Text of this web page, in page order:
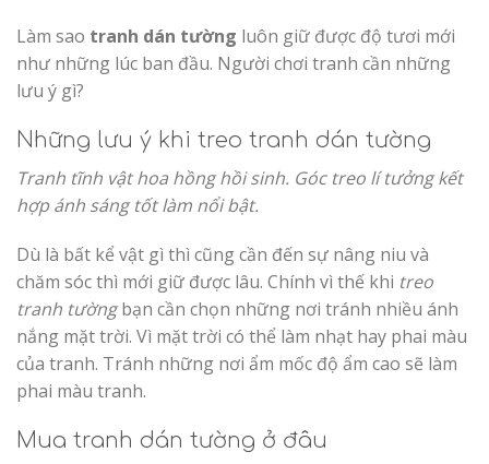
Làm sao tranh dán tường luôn giữ được độ tươi mới
như những lúc ban đầu. Người chơi tranh cần những
lưu ý gì?
Những lưu ý khi treo tranh dán tường
Tranh tĩnh vật hoa hồng hồi sinh. Góc treo lí tưởng kết
hợp ánh sáng tốt làm nổi bật.
Dù là bất kể vật gì thì cũng cần đến sự nâng niu và
chăm sóc thì mới giữ được lâu. Chính vì thế khi treo
tranh tườngbạn cần chọn những nơi tránh nhiều ánh
nắng mặt trời. Vì mặt trời có thể làm nhạt hay phai màu
của tranh. Tránh những nơi ẩm mốc độ ẩm cao sẽ làm
phai màu tranh.
Mua tranh dán tường ở đâu